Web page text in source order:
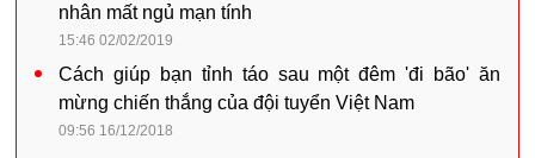
nhân mất ngủ mạn tính
15:46 02/02/2019
Cách giúp bạn tỉnh táo sau một đêm 'đi bão' ăn
mừng chiến thắng của đội tuyển Việt Nam
09:56 16/12/2018